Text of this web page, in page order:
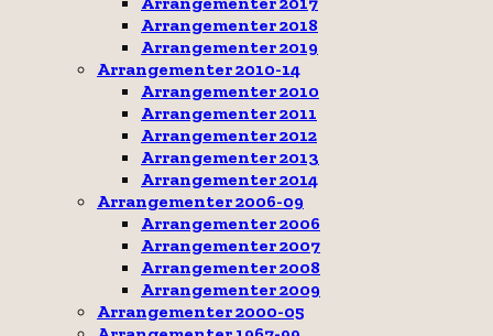
Arrangementer 2018
Arrangementer 2019
Arrangementer 2010-14
Arrangementer 2010
Arrangementer 2011
Arrangementer 2012
Arrangementer 2013
Arrangementer 2014
Arrangementer 2006-09
Arrangementer 2006
Arrangementer 2007
Arrangementer 2008
Arrangementer 2009
Arrangementer 2000-05